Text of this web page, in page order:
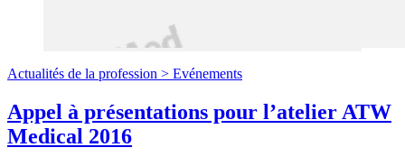
Actualités de la profession > Evénements
Appel à présentations pour l’atelier ATW
Medical 2016